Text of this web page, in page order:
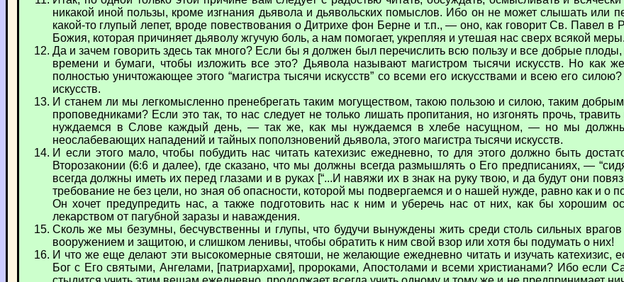
никакой иной пользы, кроме изгнания дьявола и дьявольских помыслов. Ибо он не может слышать
какой-то глупый лепет, вроде повествования о Дитрихе фон Берне и т.п., — оно, как говорит Св. Павел в
Божия, которая причиняет дьяволу жгучую боль, а нам помогает, укрепляя и утешая нас сверх всякой меры.
Да и зачем говорить здесь так много? Если бы я должен был перечислить всю пользу и все добрые
времени и бумаги, чтобы изложить все это? Дьявола называют магистром тысячи искусств. Но как
полностью уничтожающее этого “магистра тысячи искусств” со всеми его искусствами и всею его
искусств.
И станем ли мы легкомысленно пренебрегать таким могуществом, такою пользою и силою, таким
проповедниками? Если это так, то нас следует не только лишать пропитания, но изгонять прочь,
нуждаемся в Слове каждый день, — так же, как мы нуждаемся в хлебе насущном, — но мы должны
неослабевающих нападений и тайных поползновений дьявола, этого магистра тысячи искусств.
И если этого мало, чтобы побудить нас читать катехизис ежедневно, то для этого должно быть
Второзаконии (6:6 и далее), где сказано, что мы должны всегда размышлять о Его предписаниях, —
всегда должны иметь их перед глазами и в руках [“...И навяжи их в знак на руку твою, и да будут они
требование не без цели, но зная об опасности, которой мы подвергаемся и о нашей нужде, равно как и о
Он хочет предупредить нас, а также подготовить нас к ним и уберечь нас от них, как бы хорошим
лекарством от пагубной заразы и наваждения.
Сколь же мы безумны, бесчувственны и глупы, что будучи вынуждены жить среди столь сильных
вооружением и защитою, и слишком ленивы, чтобы обратить к ним свой взор или хотя бы подумать о них!
И что же еще делают эти высокомерные святоши, не желающие ежедневно читать и изучать
Бог с Его святыми, Ангелами, [патриархами], пророками, Апостолами и всеми христианами? Ибо если